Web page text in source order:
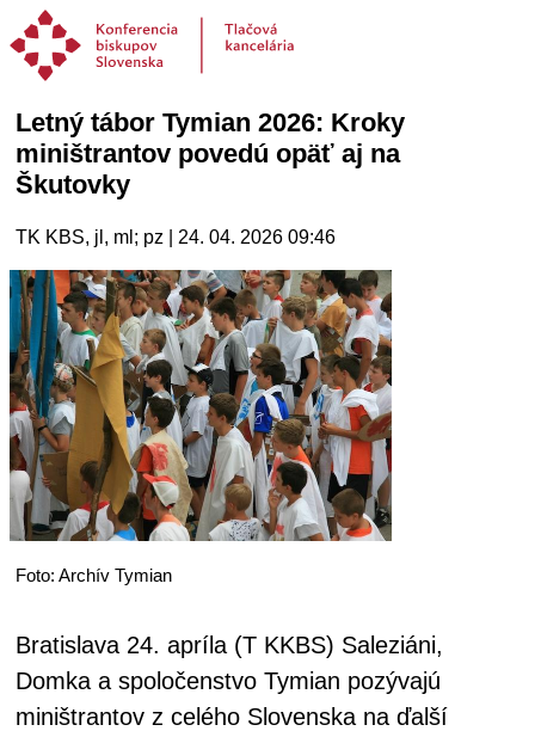
Letný tábor Tymian 2026: Kroky
miništrantov povedú opäť aj na
Škutovky
TK KBS, jl, ml; pz | 24. 04. 2026 09:46
Foto: Archív Tymian
Bratislava 24. apríla (T KKBS) Saleziáni,
Domka a spoločenstvo Tymian pozývajú
miništrantov z celého Slovenska na ďalší